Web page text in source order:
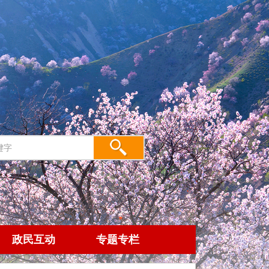
政民互动 专题专栏